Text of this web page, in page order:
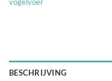
vogelvoer
BESCHRIJVING